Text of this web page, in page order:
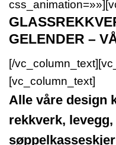
GELENDER –
[/
[vc_column_text]
Alle våre design
rekkverk, levegg,